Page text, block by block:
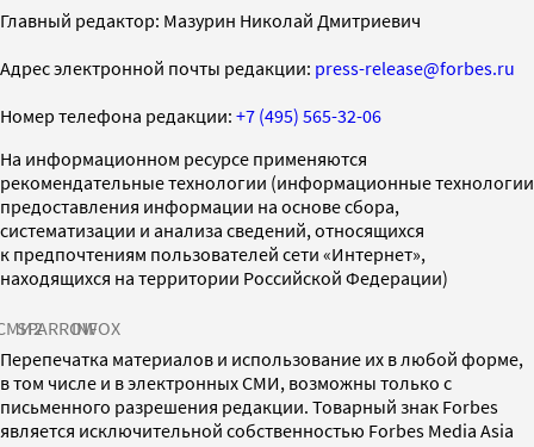
Главный редактор: Мазурин Николай Дмитриевич
Адрес электронной почты редакции: press-release@forbes.ru
Номер телефона редакции: +7 (495) 565-32-06
На информационном ресурсе применяются
рекомендательные технологии (информационные технологии
предоставления информации на основе сбора,
систематизации и анализа сведений, относящихся
к предпочтениям пользователей сети «Интернет»,
находящихся на территории Российской Федерации)
SPARROWINFOX
Перепечатка материалов и использование их в любой форме,
в том числе и в электронных СМИ, возможны только с
письменного разрешения редакции. Товарный знак Forbes
является исключительной собственностью Forbes Media Asia